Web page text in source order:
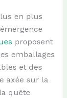
en plus
proposent
emballages
et des
axée sur la
quête